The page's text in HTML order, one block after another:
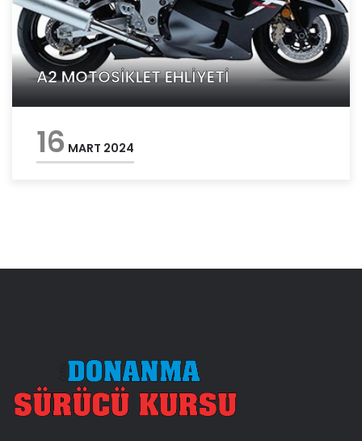
A2 MOTOSİKLET EHLİYETİ
16 MART 2024